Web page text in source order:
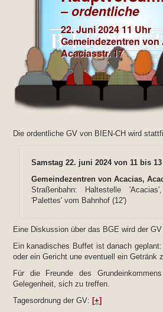
– ordentliche
22. Juni 2024 11 Uhr
Gemeindezentren von
Acaciasstr. 17
Die ordentliche GV von BIEN-CH wird
Samstag 22. juni 2024 von 11 bis
Gemeindezentren von Acacias,
Straßenbahn: Haltestelle
'Palettes' vom Bahnhof (12')
Eine Diskussion über das BGE wird der GV
Ein kanadisches Buffet ist danach
oder ein Gericht une eventuell ein Getränk
Für die Freunde des
Gelegenheit, sich zu treffen.
Tagesordnung der GV: [+]